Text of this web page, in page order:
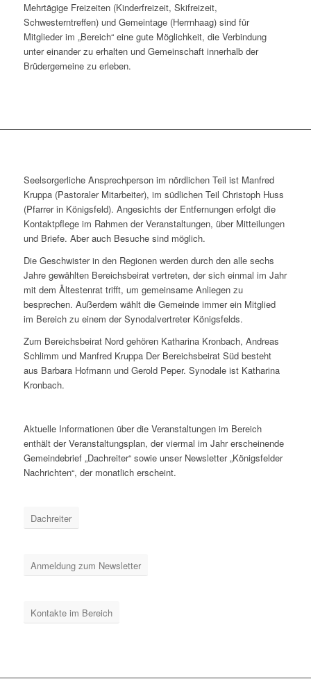
Mehrtägige Freizeiten (Kinderfreizeit, Skifreizeit,
Schwesterntreffen) und Gemeintage (Herrnhaag) sind für
Mitglieder im „Bereich“ eine gute Möglichkeit, die Verbindung
unter einander zu erhalten und Gemeinschaft innerhalb der
Brüdergemeine zu erleben.
Seelsorgerliche Ansprechperson im nördlichen Teil ist Manfred
Kruppa (Pastoraler Mitarbeiter), im südlichen Teil Christoph Huss
(Pfarrer in Königsfeld). Angesichts der Entfernungen erfolgt die
Kontaktpflege im Rahmen der Veranstaltungen, über Mitteilungen
und Briefe. Aber auch Besuche sind möglich.
Die Geschwister in den Regionen werden durch den alle sechs
Jahre gewählten Bereichsbeirat vertreten, der sich einmal im Jahr
mit dem Ältestenrat trifft, um gemeinsame Anliegen zu
besprechen. Außerdem wählt die Gemeinde immer ein Mitglied
im Bereich zu einem der Synodalvertreter Königsfelds.
Zum Bereichsbeirat Nord gehören Katharina Kronbach, Andreas
Schlimm und Manfred Kruppa Der Bereichsbeirat Süd besteht
aus Barbara Hofmann und Gerold Peper. Synodale ist Katharina
Kronbach.
Aktuelle Informationen über die Veranstaltungen im Bereich
enthält der Veranstaltungsplan, der viermal im Jahr erscheinende
Gemeindebrief „Dachreiter“ sowie unser Newsletter „Königsfelder
Nachrichten“, der monatlich erscheint.
Dachreiter
Anmeldung zum Newsletter
Kontakte im Bereich